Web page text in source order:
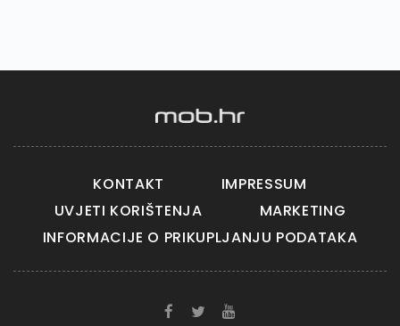
KONTAKT
IMPRESSUM
UVJETI KORIŠTENJA
MARKETING
INFORMACIJE O PRIKUPLJANJU PODATAKA